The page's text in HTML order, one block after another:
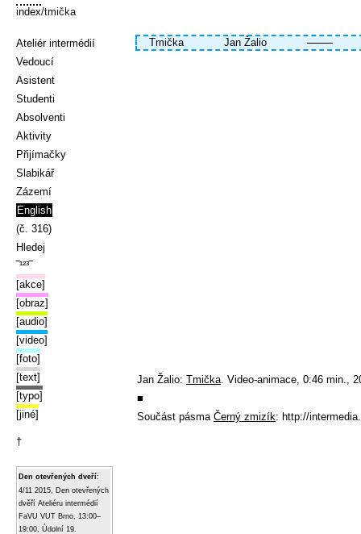
index/tmička
Ateliér intermédií
Vedoucí
Asistent
Studenti
Absolventi
Aktivity
Přijímačky
Slabikář
Zázemí
English
(č. 316)
Hledej
‾¹²³‾
[akce]
[obraz]
[audio]
[video]
[foto]
[text]
[typo]
[jiné]
†
Den otevřených dveří:
4/11 2015, Den otevřených
dvěří Ateliéru intermédií
FaVU VUT Brno, 13:00–
19:00, Údolní 19.
Tmička Jan Žalio
Jan Žalio: Tmička. Video-animace, 0:46 min.,
■
Součást pásma Černý zmizík: http://